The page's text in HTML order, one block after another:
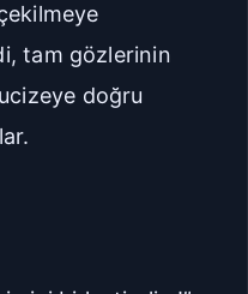
tam gözlerinin
doğru